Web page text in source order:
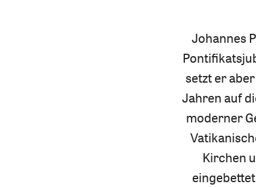
Johannes
setzt er
Jahren auf
moderner
Kirchen